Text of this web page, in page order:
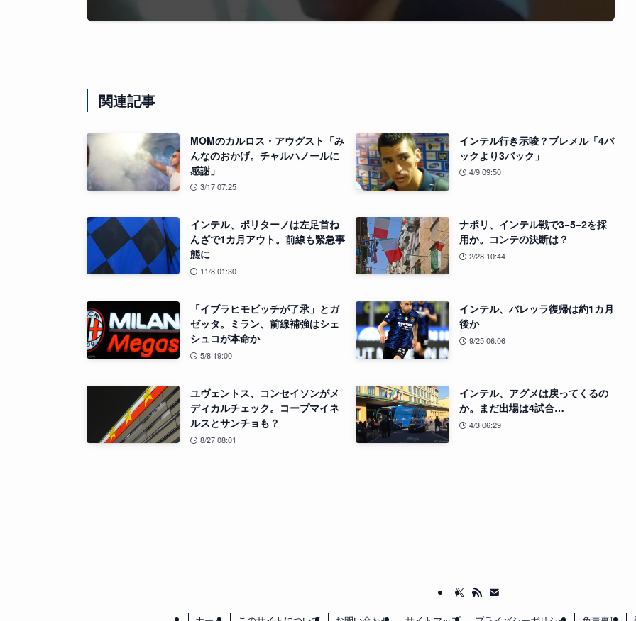
関連記事
MOMのカルロス・アウグスト「み
んなのおかげ。チャルハノールに
感謝」
3/17 07:25
インテル行き示唆？ブレメル「4バ
ックより3バック」
4/9 09:50
インテル、ポリターノは左足首ね
んざで1カ月アウト。前線も緊急事
態に
11/8 01:30
ナポリ、インテル戦で3−5−2を採
用か。コンテの決断は？
2/28 10:44
「イブラヒモビッチが了承」とガ
ゼッタ。ミラン、前線補強はシェ
シュコが本命か
5/8 19:00
インテル、バレッラ復帰は約1カ月
後か
9/25 06:06
ユヴェントス、コンセイソンがメ
ディカルチェック。コープマイネ
ルスとサンチョも？
8/27 08:01
インテル、アグメは戻ってくるの
か。まだ出場は4試合…
4/3 06:29